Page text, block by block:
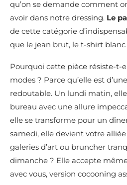
qu’on se demande comment
avoir dans notre dressing. Le
de cette catégorie
que le jean brut, le t-shirt
Pourquoi cette pièce résiste-t-
modes ? Parce qu’elle est
redoutable. Un lundi matin,
bureau avec une allure
elle se transforme pour un
samedi, elle devient votre
galeries d’art ou bruncher
dimanche ? Elle accepte
avec vous, version cocooning